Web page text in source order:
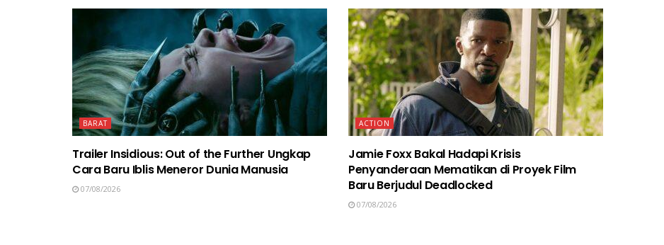
BARAT
Trailer Insidious: Out of the Further Ungkap
Cara Baru Iblis Meneror Dunia Manusia
07/08/2026
ACTION
Jamie Foxx Bakal Hadapi Krisis
Penyanderaan Mematikan di Proyek Film
Baru Berjudul Deadlocked
07/08/2026